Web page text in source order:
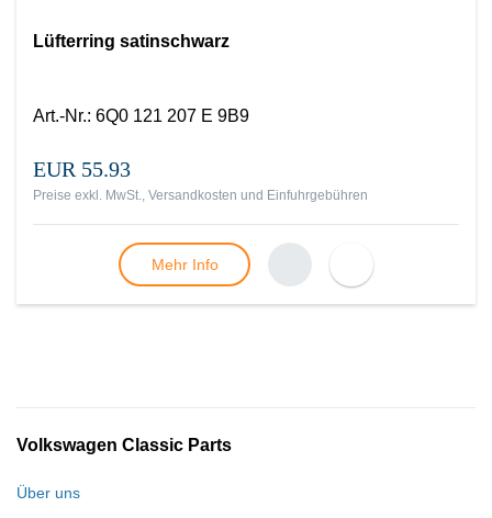
Lüfterring satinschwarz
Art.-Nr.: 6Q0 121 207 E 9B9
EUR 55.93
Preise exkl. MwSt., Versandkosten und Einfuhrgebühren
Mehr Info
Volkswagen Classic Parts
Über uns